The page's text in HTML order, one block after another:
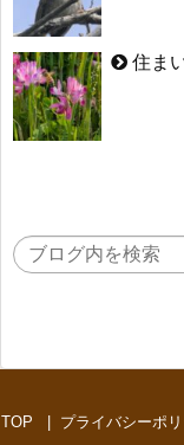
住ま
TOP プライバシーポ